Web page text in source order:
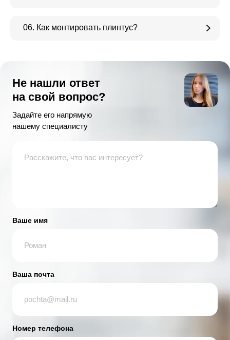
06. Как монтировать плинтус?
Не нашли ответ
на свой вопрос?
Задайте его напрямую
нашему специалисту
Ваше имя
Ваша почта
Номер телефона